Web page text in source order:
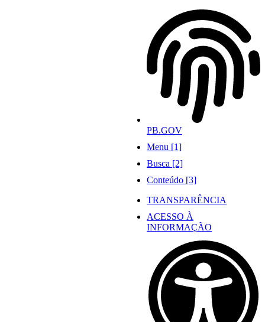
PB.GOV
Menu [1]
Busca [2]
Conteúdo [3]
TRANSPARÊNCIA
ACESSO À
INFORMAÇÃO